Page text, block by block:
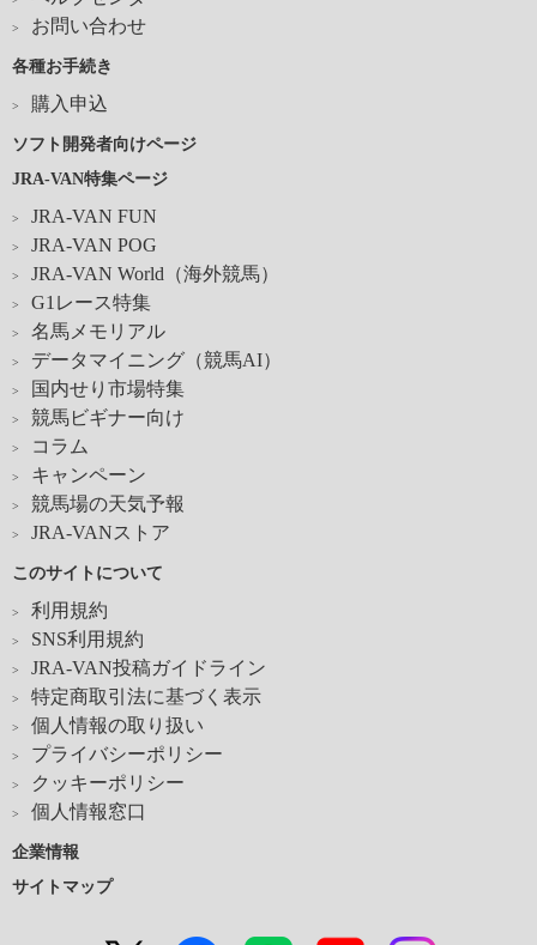
お問い合わせ
各種お手続き
購入申込
ソフト開発者向けページ
JRA-VAN特集ページ
JRA-VAN FUN
JRA-VAN POG
JRA-VAN World（海外競馬）
G1レース特集
名馬メモリアル
データマイニング（競馬AI）
国内せり市場特集
競馬ビギナー向け
コラム
キャンペーン
競馬場の天気予報
JRA-VANストア
このサイトについて
利用規約
SNS利用規約
JRA-VAN投稿ガイドライン
特定商取引法に基づく表示
個人情報の取り扱い
プライバシーポリシー
クッキーポリシー
個人情報窓口
企業情報
サイトマップ